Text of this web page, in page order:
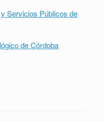
Servicios Públicos de
de Córdoba